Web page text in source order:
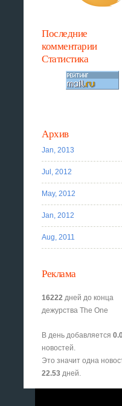
Последние
комментарии
Статистика
Архив
Jan, 2013
Jul, 2012
May, 2012
Jan, 2012
Aug, 2011
Реклама
16222 дней до конца
дежурства The One
В день добавляется
новостей.
Это значит одна
22.53 дней.